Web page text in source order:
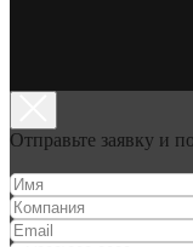
Отправьте заявку и